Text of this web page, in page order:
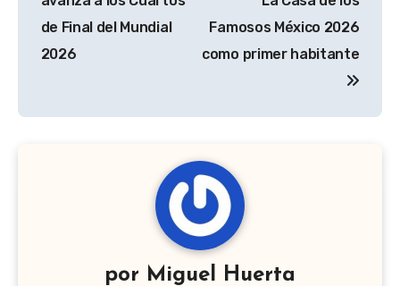
de Final del Mundial
2026
Famosos México 2026
como primer habitante
por Miguel Huerta